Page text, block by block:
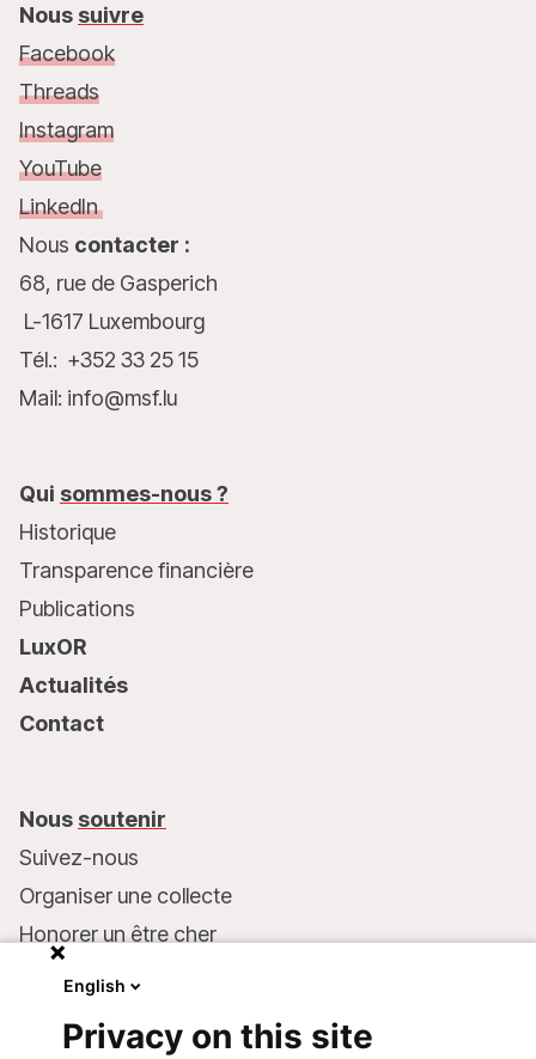
Nous suivre
Facebook
Threads
Instagram
YouTube
LinkedIn
Nous contacter :
68, rue de Gasperich
L-1617 Luxembourg
Tél.: +352 33 25 15
Mail: info@msf.lu
Qui sommes-nous ?
Historique
Transparence financière
Publications
LuxOR
Actualités
Contact
Nous soutenir
Suivez-nous
Organiser une collecte
Honorer un être cher
Faire un don
English
Privacy on this site